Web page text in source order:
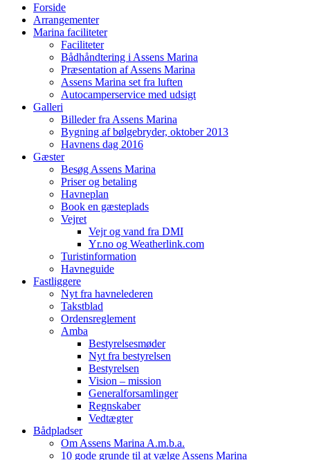
Forside
Arrangementer
Marina faciliteter
Faciliteter
Bådhåndtering i Assens Marina
Præsentation af Assens Marina
Assens Marina set fra luften
Autocamperservice med udsigt
Galleri
Billeder fra Assens Marina
Bygning af bølgebryder, oktober 2013
Havnens dag 2016
Gæster
Besøg Assens Marina
Priser og betaling
Havneplan
Book en gæsteplads
Vejret
Vejr og vand fra DMI
Yr.no og Weatherlink.com
Turistinformation
Havneguide
Fastliggere
Nyt fra havnelederen
Takstblad
Ordensreglement
Amba
Bestyrelsesmøder
Nyt fra bestyrelsen
Bestyrelsen
Vision – mission
Generalforsamlinger
Regnskaber
Vedtægter
Bådpladser
Om Assens Marina A.m.b.a.
10 gode grunde til at vælge Assens Marina